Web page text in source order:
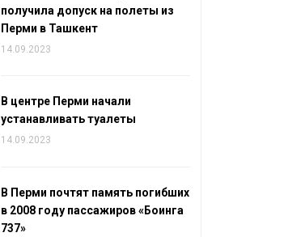
получила допуск на полеты из
Перми в Ташкент
14.09.2023
В центре Перми начали
устанавливать туалеты
14.09.2023
В Перми почтят память погибших
в 2008 году пассажиров «Боинга
737»